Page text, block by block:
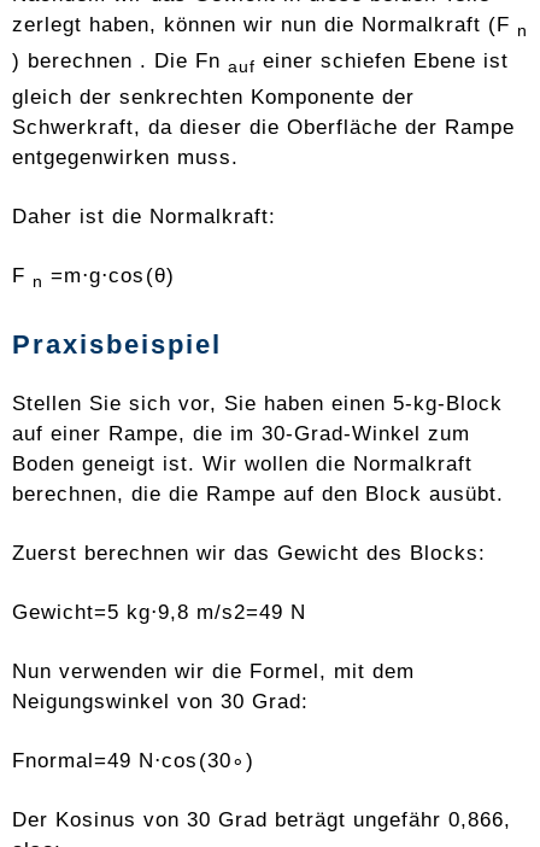
zerlegt haben, können wir nun die Normalkraft (F n
) berechnen . Die Fn auf einer schiefen Ebene ist
gleich der senkrechten Komponente der
Schwerkraft, da dieser die Oberfläche der Rampe
entgegenwirken muss.
Daher ist die Normalkraft:
F n =m⋅g⋅cos⁡(θ)
Praxisbeispiel
Stellen Sie sich vor, Sie haben einen 5-kg-Block
auf einer Rampe, die im 30-Grad-Winkel zum
Boden geneigt ist. Wir wollen die Normalkraft
berechnen, die die Rampe auf den Block ausübt.
Zuerst berechnen wir das Gewicht des Blocks:
Gewicht=5 kg⋅9,8 m/s2=49 N
Nun verwenden wir die Formel, mit dem
Neigungswinkel von 30 Grad:
Fnormal=49 N⋅cos⁡(30∘)
Der Kosinus von 30 Grad beträgt ungefähr 0,866,